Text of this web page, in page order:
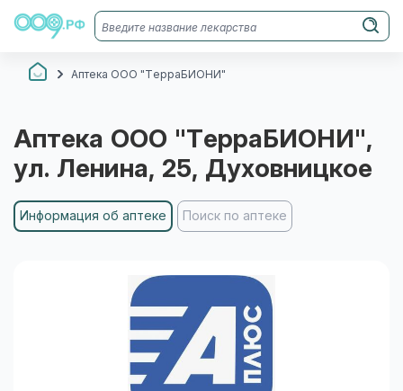
Аптека ООО "ТерраБИОНИ"
Аптека ООО "ТерраБИОНИ",
ул. Ленина, 25, Духовницкое
Информация об аптеке Поиск по аптеке